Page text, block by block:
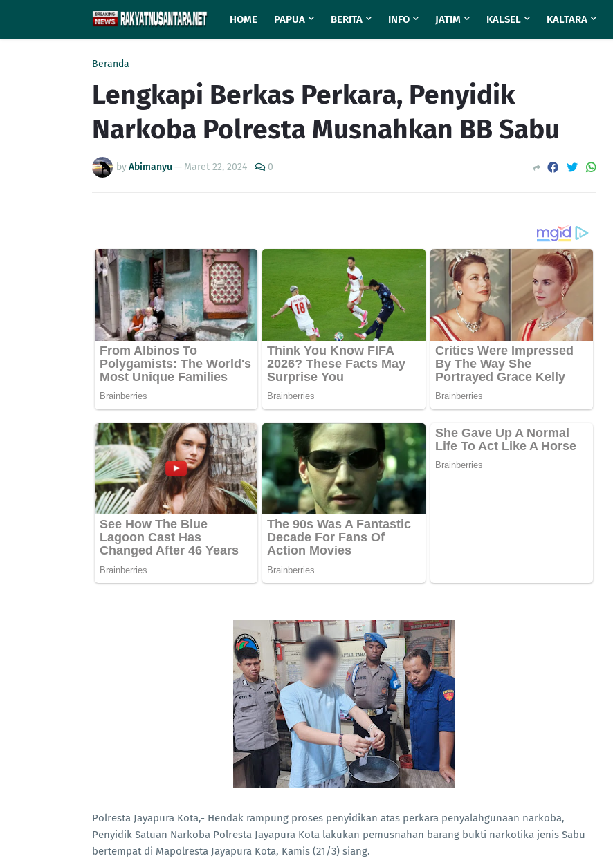
HOME PAPUA BERITA INFO JATIM KALSEL KALTARA
Beranda
Lengkapi Berkas Perkara, Penyidik
Narkoba Polresta Musnahkan BB Sabu
byAbimanyu — Maret 22, 2024 0
Polresta Jayapura Kota,- Hendak rampung proses penyidikan atas perkara penyalahgunaan narkoba,
Penyidik Satuan Narkoba Polresta Jayapura Kota lakukan pemusnahan barang bukti narkotika jenis Sabu
bertempat di Mapolresta Jayapura Kota, Kamis (21/3) siang.